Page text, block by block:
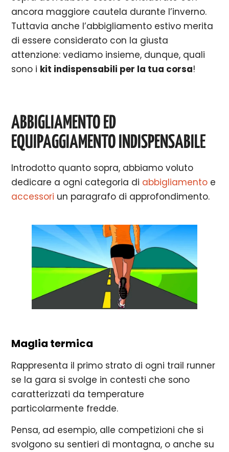
ancora maggiore cautela durante l’inverno.
Tuttavia anche l’abbigliamento estivo merita
di essere considerato con la giusta
attenzione: vediamo insieme, dunque, quali
sono i kit indispensabili per la tua corsa!
ABBIGLIAMENTO ED
EQUIPAGGIAMENTO INDISPENSABILE
Introdotto quanto sopra, abbiamo voluto
dedicare a ogni categoria di abbigliamento e
accessori un paragrafo di approfondimento.
Maglia termica
Rappresenta il primo strato di ogni trail runner
se la gara si svolge in contesti che sono
caratterizzati da temperature
particolarmente fredde.
Pensa, ad esempio, alle competizioni che si
svolgono su sentieri di montagna, o anche su